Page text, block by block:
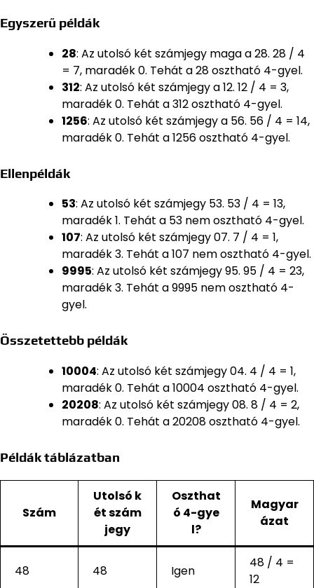
Egyszerű példák
28: Az utolsó két számjegy maga a 28. 28 / 4
= 7, maradék 0. Tehát a 28 osztható 4-gyel.
312: Az utolsó két számjegy a 12. 12 / 4 = 3,
maradék 0. Tehát a 312 osztható 4-gyel.
1256: Az utolsó két számjegy a 56. 56 / 4 = 14,
maradék 0. Tehát a 1256 osztható 4-gyel.
Ellenpéldák
53: Az utolsó két számjegy 53. 53 / 4 = 13,
maradék 1. Tehát a 53 nem osztható 4-gyel.
107: Az utolsó két számjegy 07. 7 / 4 = 1,
maradék 3. Tehát a 107 nem osztható 4-gyel.
9995: Az utolsó két számjegy 95. 95 / 4 = 23,
maradék 3. Tehát a 9995 nem osztható 4-
gyel.
Összetettebb példák
10004: Az utolsó két számjegy 04. 4 / 4 = 1,
maradék 0. Tehát a 10004 osztható 4-gyel.
20208: Az utolsó két számjegy 08. 8 / 4 = 2,
maradék 0. Tehát a 20208 osztható 4-gyel.
Példák táblázatban
Szám
Utolsó k
ét szám
jegy
Oszthat
ó 4-gye
l?
Magyar
ázat
48 48 Igen
48 / 4 =
12